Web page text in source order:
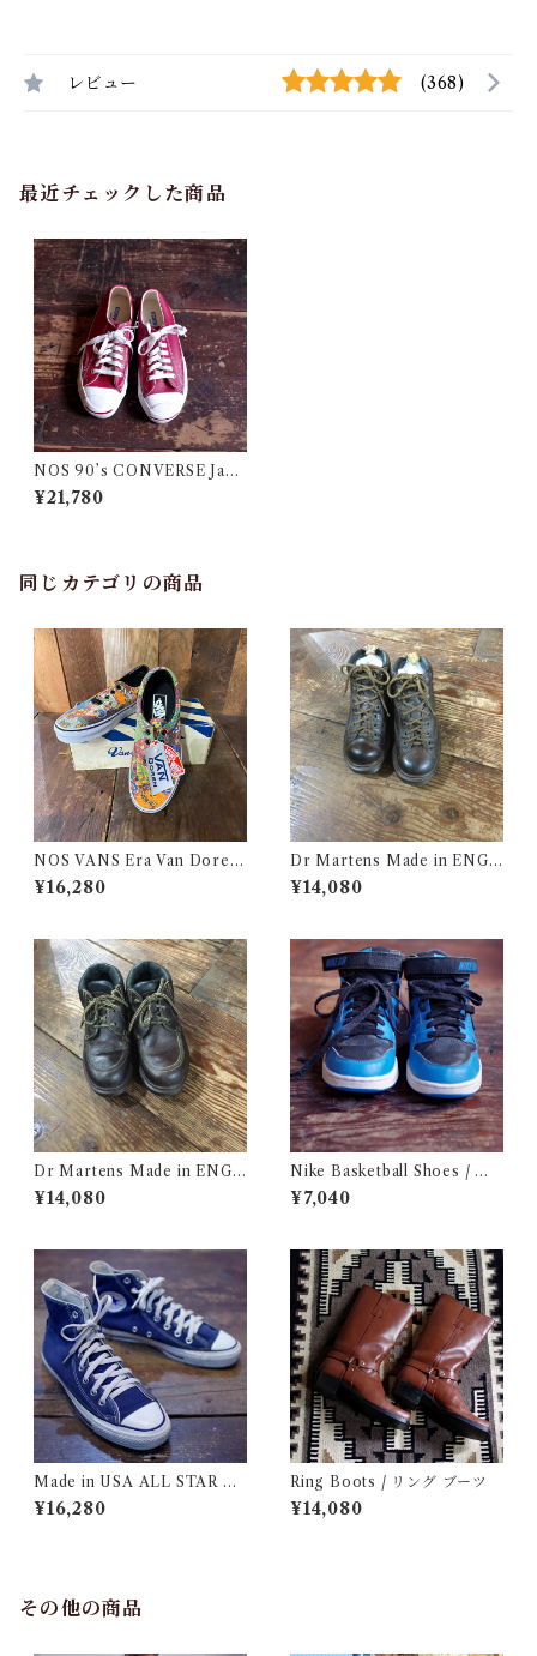
レビュー (368)
最近チェックした商品
NOS 90’s CONVERSE Jack
Purcell / 90年代 コンバース
ジャックパーセル
¥21,780
同じカテゴリの商品
NOS VANS Era Van Doren
Multi / Aborigine / ヴァンズ
エラ ヴァンドーレン マルチ ア
¥16,280
Dr Martens Made in ENGL
AND Size 5 / メイド イン イ
ングランド ドクター マーチン
¥14,080
Dr Martens Made in ENGL
AND SIze 5 / メイド イン イ
ングランド ドクターマーチン
¥14,080
Nike Basketball Shoes / ナ
イキ バスケットボール シュー
ズ / ナイキ スニーカー
¥7,040
Made in USA ALL STAR C
ONVERSE / コンバース ハイ
カット
¥16,280
Ring Boots / リング ブーツ
¥14,080
その他の商品